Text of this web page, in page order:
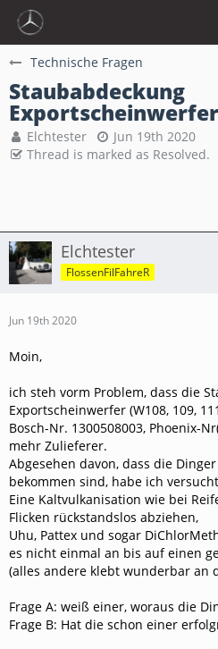
Technische Fragen
Staubabdeckung
Elchtester
Jun 19th 2020
Thread is marked as Resolved.
Elchtester
FlossenFilFahreR
Jun 19th 2020
Moin,
ich steh vorm Problem, dass die
Exportscheinwerfer (W108, 109,
Bosch-Nr. 1300508003, Phoenix-
mehr Zulieferer.
Abgesehen davon, dass die
bekommen sind, habe ich
Eine Kaltvulkanisation wie bei
Flicken rückstandslos abziehen,
Uhu, Pattex und sogar
es nicht einmal an bis auf einen
(alles andere klebt wunderbar an
Frage A: weiß einer, woraus die
Frage B: Hat die schon einer